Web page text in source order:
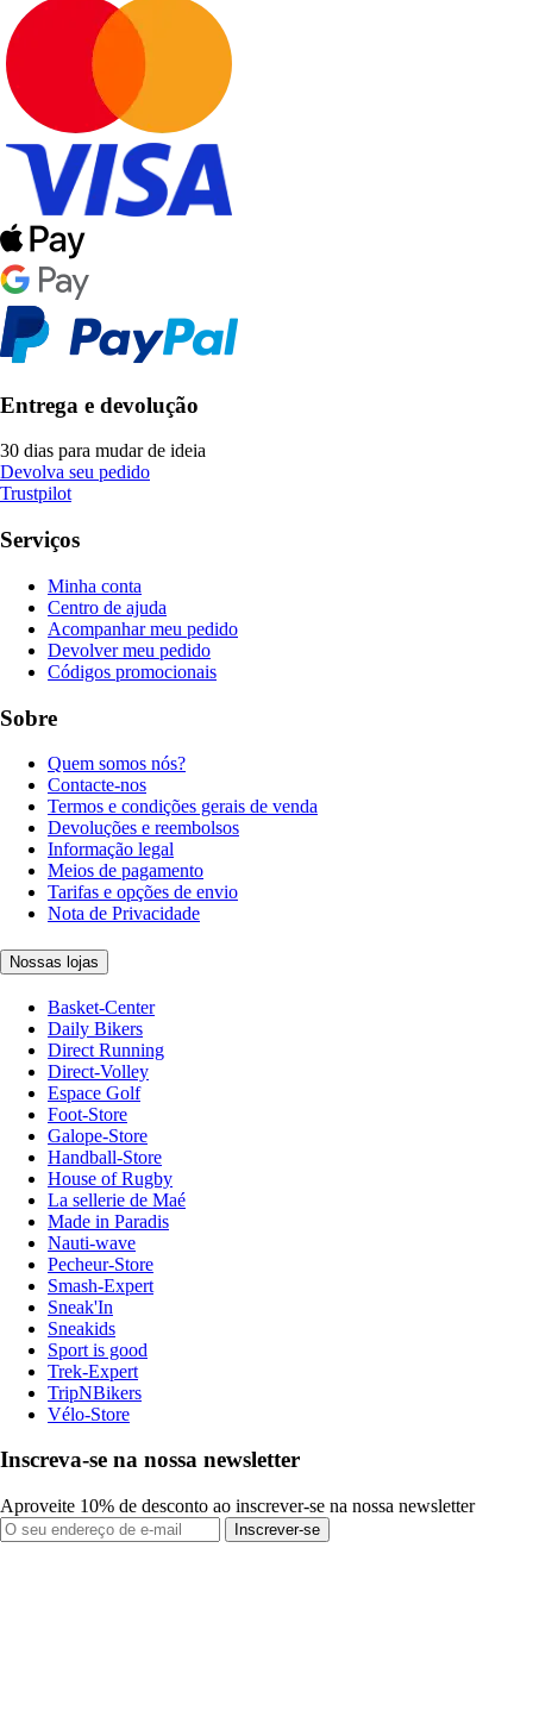
Entrega e devolução
30 dias para mudar de ideia
Devolva seu pedido
Trustpilot
Serviços
Minha conta
Centro de ajuda
Acompanhar meu pedido
Devolver meu pedido
Códigos promocionais
Sobre
Quem somos nós?
Contacte-nos
Termos e condições gerais de venda
Devoluções e reembolsos
Informação legal
Meios de pagamento
Tarifas e opções de envio
Nota de Privacidade
Nossas lojas
Basket-Center
Daily Bikers
Direct Running
Direct-Volley
Espace Golf
Foot-Store
Galope-Store
Handball-Store
House of Rugby
La sellerie de Maé
Made in Paradis
Nauti-wave
Pecheur-Store
Smash-Expert
Sneak'In
Sneakids
Sport is good
Trek-Expert
TripNBikers
Vélo-Store
Inscreva-se na nossa newsletter
Aproveite 10% de desconto ao inscrever-se na nossa newsletter
Inscrever-se